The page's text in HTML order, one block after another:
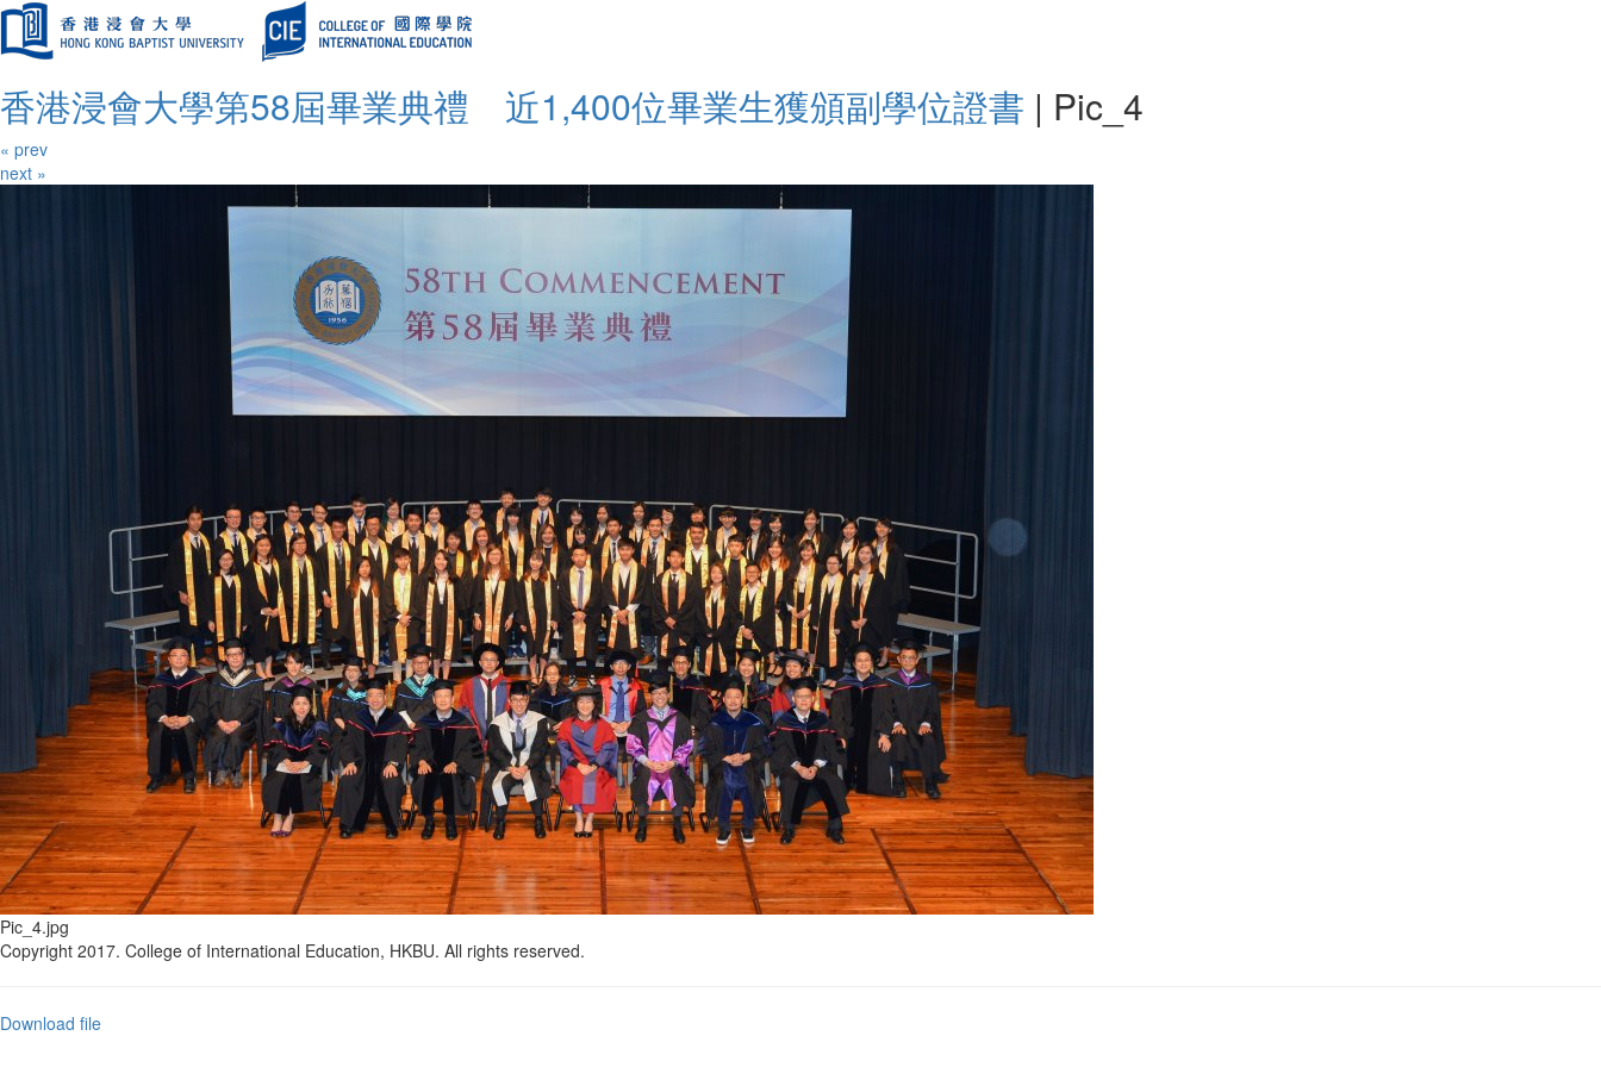
香港浸會大學第58屆畢業典禮 近1,400位畢業生獲頒副學位證書 | Pic_4
« prev
next »
Pic_4.jpg
Copyright 2017. College of International Education, HKBU. All rights reserved.
Download file